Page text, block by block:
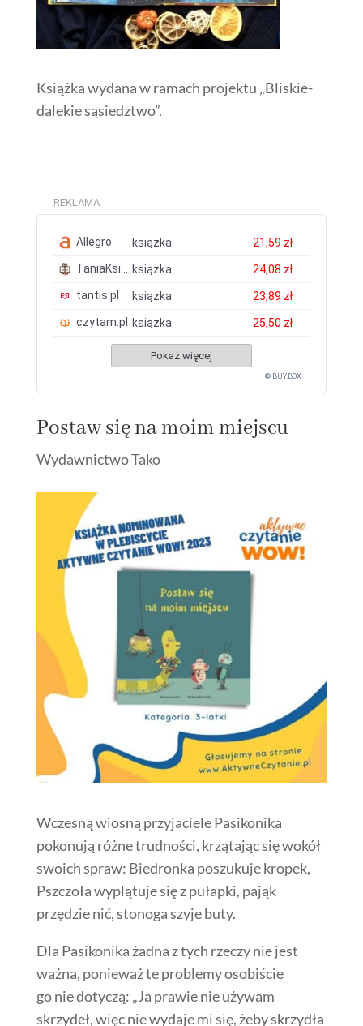
Książka wydana w ramach projektu „Bliskie-
dalekie sąsiedztwo”.
REKLAMA
Allegro książka
21,59 zł
TaniaKsiazka.pl
książka
24,08 zł
tantis.pl
książka
23,89 zł
czytam.pl
książka 25,50 zł
Pokaż więcej
© BUY.BOX
Postaw się na moim miejscu
Wydawnictwo Tako
Wczesną wiosną przyjaciele Pasikonika
pokonują różne trudności, krzątając się wokół
swoich spraw: Biedronka poszukuje kropek,
Pszczoła wyplątuje się z pułapki, pająk
przędzie nić, stonoga szyje buty.
Dla Pasikonika żadna z tych rzeczy nie jest
ważna, ponieważ te problemy osobiście
go nie dotyczą: „Ja prawie nie używam
skrzydeł, więc nie wydaje mi się, żeby skrzydła